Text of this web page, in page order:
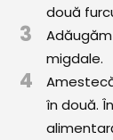
două
3
migdale.
4
în două.